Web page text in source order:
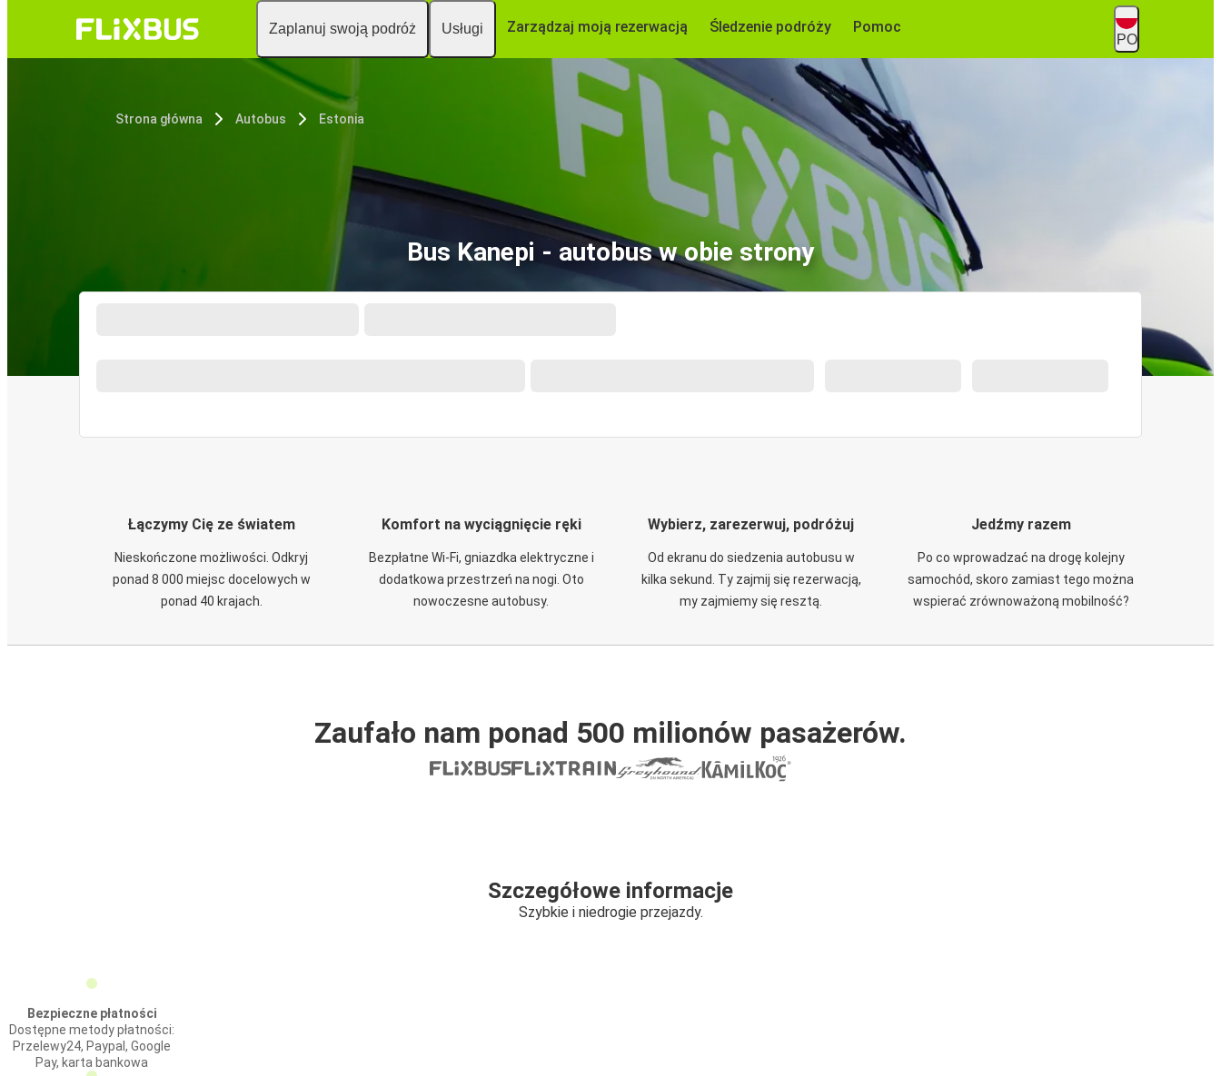
Zaplanuj swoją podróż Usługi Zarządzaj moją rezerwacją Śledzenie podróży Pomoc
PO
Strona główna Autobus Estonia
Bus Kanepi - autobus w obie strony
Łączymy Cię ze światem
Nieskończone możliwości. Odkryj
ponad 8 000 miejsc docelowych w
ponad 40 krajach.
Komfort na wyciągnięcie ręki
Bezpłatne Wi-Fi, gniazdka elektryczne i
dodatkowa przestrzeń na nogi. Oto
nowoczesne autobusy.
Wybierz, zarezerwuj, podróżuj
Od ekranu do siedzenia autobusu w
kilka sekund. Ty zajmij się rezerwacją,
my zajmiemy się resztą.
Jedźmy razem
Po co wprowadzać na drogę kolejny
samochód, skoro zamiast tego można
wspierać zrównoważoną mobilność?
Zaufało nam ponad 500 milionów pasażerów.
Szczegółowe informacje
Szybkie i niedrogie przejazdy.
Bezpieczne płatności
Dostępne metody płatności:
Przelewy24, Paypal, Google
Pay, karta bankowa